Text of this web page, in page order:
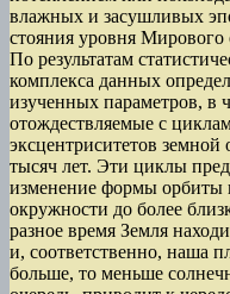
влажных и засушливых
стояния уровня Мирового
По результатам
комплекса данных
изученных параметров, в
отождествляемые с
эксцентриситетов
тысяч лет. Эти циклы
изменение формы орбиты
окружности до более
разное время Земля
и, соответственно, наша
больше, то меньше